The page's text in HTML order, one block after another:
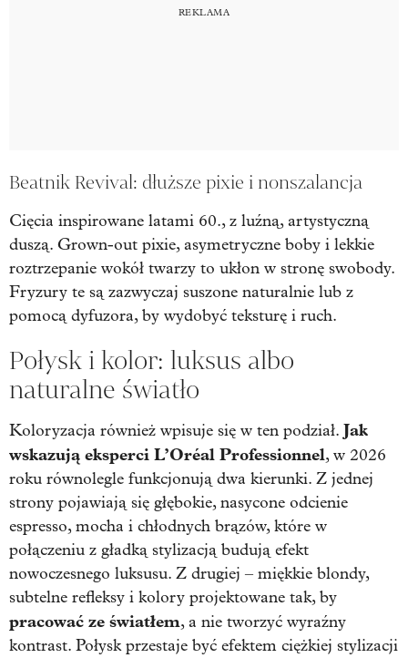
Beatnik Revival: dłuższe pixie i nonszalancja
Cięcia inspirowane latami 60., z luźną, artystyczną
duszą. Grown-out pixie, asymetryczne boby i lekkie
roztrzepanie wokół twarzy to ukłon w stronę swobody.
Fryzury te są zazwyczaj suszone naturalnie lub z
pomocą dyfuzora, by wydobyć teksturę i ruch.
Połysk i kolor: luksus albo
naturalne światło
Koloryzacja również wpisuje się w ten podział. Jak
wskazują eksperci L’Oréal Professionnel, w 2026
roku równolegle funkcjonują dwa kierunki. Z jednej
strony pojawiają się głębokie, nasycone odcienie
espresso, mocha i chłodnych brązów, które w
połączeniu z gładką stylizacją budują efekt
nowoczesnego luksusu. Z drugiej – miękkie blondy,
subtelne refleksy i kolory projektowane tak, by
pracować ze światłem, a nie tworzyć wyraźny
kontrast. Połysk przestaje być efektem ciężkiej stylizacji